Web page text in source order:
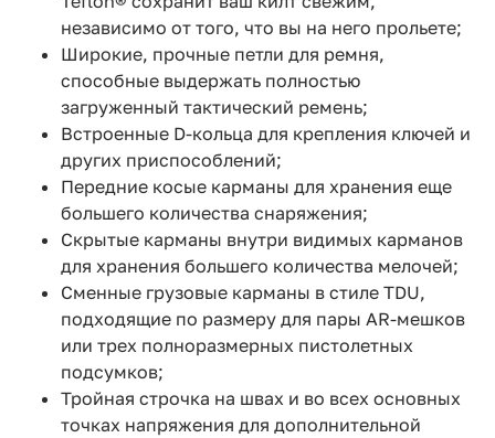
независимо от того, что вы на него прольете;
Широкие, прочные петли для ремня,
способные выдержать полностью
загруженный тактический ремень;
Встроенные D-кольца для крепления ключей и
других приспособлений;
Передние косые карманы для хранения еще
большего количества снаряжения;
Скрытые карманы внутри видимых карманов
для хранения большего количества мелочей;
Сменные грузовые карманы в стиле TDU,
подходящие по размеру для пары AR-мешков
или трех полноразмерных пистолетных
подсумков;
Тройная строчка на швах и во всех основных
точках напряжения для дополнительной